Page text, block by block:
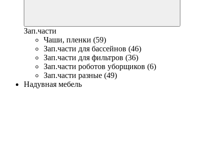
Зап.части
Чаши, пленки (59)
Зап.части для бассейнов (46)
Зап.части для фильтров (36)
Зап.части роботов уборщиков (6)
Зап.части разные (49)
Надувная мебель